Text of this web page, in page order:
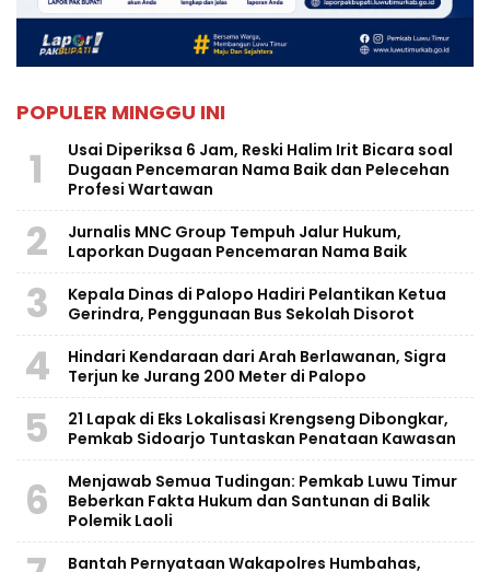
POPULER MINGGU INI
1
Usai Diperiksa 6 Jam, Reski Halim Irit Bicara soal
Dugaan Pencemaran Nama Baik dan Pelecehan
Profesi Wartawan
2
Jurnalis MNC Group Tempuh Jalur Hukum,
Laporkan Dugaan Pencemaran Nama Baik
3
Kepala Dinas di Palopo Hadiri Pelantikan Ketua
Gerindra, Penggunaan Bus Sekolah Disorot
4
Hindari Kendaraan dari Arah Berlawanan, Sigra
Terjun ke Jurang 200 Meter di Palopo
5
21 Lapak di Eks Lokalisasi Krengseng Dibongkar,
Pemkab Sidoarjo Tuntaskan Penataan Kawasan
6
Menjawab Semua Tudingan: Pemkab Luwu Timur
Beberkan Fakta Hukum dan Santunan di Balik
Polemik Laoli
Bantah Pernyataan Wakapolres Humbahas,